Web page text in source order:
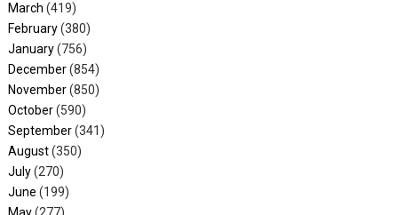
March (419)
February(380)
January(756)
December(854)
November(850)
October(590)
September(341)
August(350)
July(270)
June (199)